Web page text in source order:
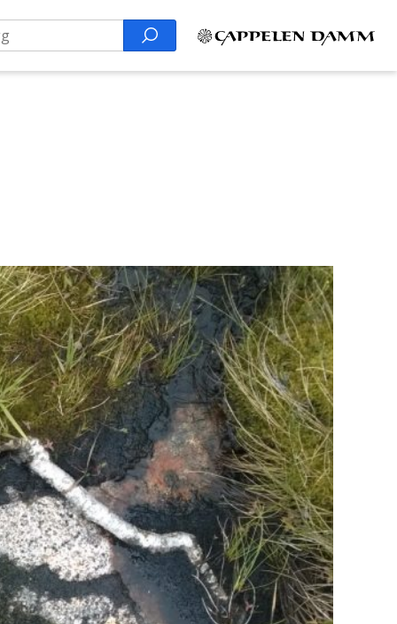
Search